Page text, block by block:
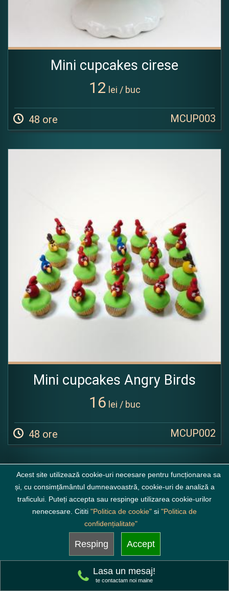
Mini cupcakes cirese
12 lei / buc
48 ore MCUP003
Mini cupcakes Angry Birds
16 lei / buc
48 ore MCUP002
Mini Cupcakes personalizate
Acest site utilizează cookie-uri necesare pentru funcționarea sa
și, cu consimțământul dumneavoastră, cookie-uri de analiză a
traficului. Puteți accepta sau respinge utilizarea cookie-urilor
nenecesare. Cititi "Politica de cookie" si "Politica de
confidențialitate"
Resping Accept
Lasa un mesaj!
te contactam noi maine